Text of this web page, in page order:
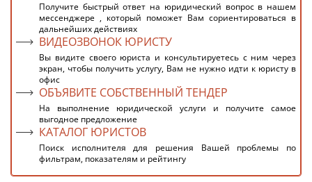
Получите быстрый ответ на юридический вопрос в нашем
мессенджере , который поможет Вам сориентироваться в
дальнейших действиях
ВИДЕОЗВОНОК ЮРИСТУ
Вы видите своего юриста и консультируетесь с ним через
экран, чтобы получить услугу, Вам не нужно идти к юристу в
офис
ОБЪЯВИТЕ СОБСТВЕННЫЙ ТЕНДЕР
На выполнение юридической услуги и получите самое
выгодное предложение
КАТАЛОГ ЮРИСТОВ
Поиск исполнителя для решения Вашей проблемы по
фильтрам, показателям и рейтингу